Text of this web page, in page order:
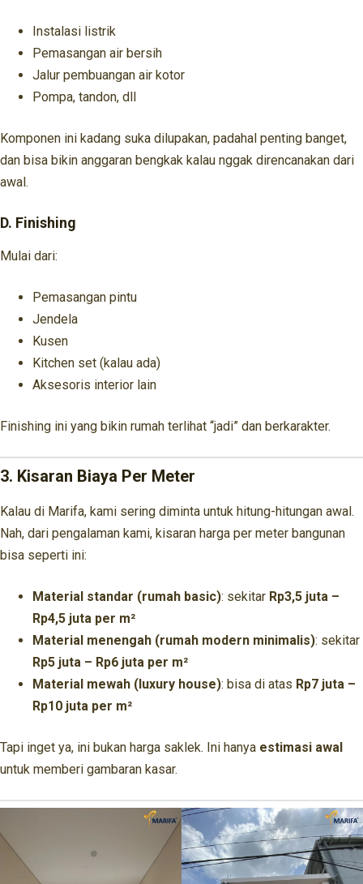
Instalasi listrik
Pemasangan air bersih
Jalur pembuangan air kotor
Pompa, tandon, dll
Komponen ini kadang suka dilupakan, padahal penting banget,
dan bisa bikin anggaran bengkak kalau nggak direncanakan dari
awal.
D. Finishing
Mulai dari:
Pemasangan pintu
Jendela
Kusen
Kitchen set (kalau ada)
Aksesoris interior lain
Finishing ini yang bikin rumah terlihat “jadi” dan berkarakter.
3. Kisaran Biaya Per Meter
Kalau di Marifa, kami sering diminta untuk hitung-hitungan awal.
Nah, dari pengalaman kami, kisaran harga per meter bangunan
bisa seperti ini:
Material standar (rumah basic): sekitar Rp3,5 juta –
Rp4,5 juta per m²
Material menengah (rumah modern minimalis): sekitar
Rp5 juta – Rp6 juta per m²
Material mewah (luxury house): bisa di atas Rp7 juta –
Rp10 juta per m²
Tapi inget ya, ini bukan harga saklek. Ini hanya estimasi awal
untuk memberi gambaran kasar.